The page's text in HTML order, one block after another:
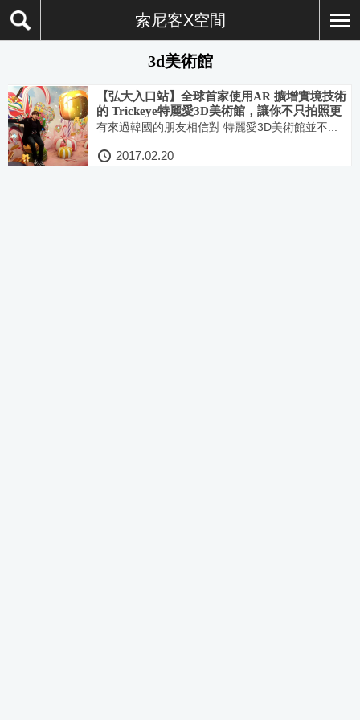
索尼客X空間
3d美術館
【弘大入口站】全球首家使用AR 擴增實境技術
的 Trickeye特麗愛3D美術館，讓你不只拍照更
要拍影片！！(트릭아이미술관) 韓星 金秀賢也
有來過韓國的朋友相信對 特麗愛3D美術館並不...
2017.02.20